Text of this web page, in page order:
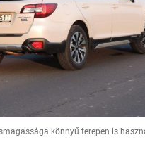
könnyű terepen is